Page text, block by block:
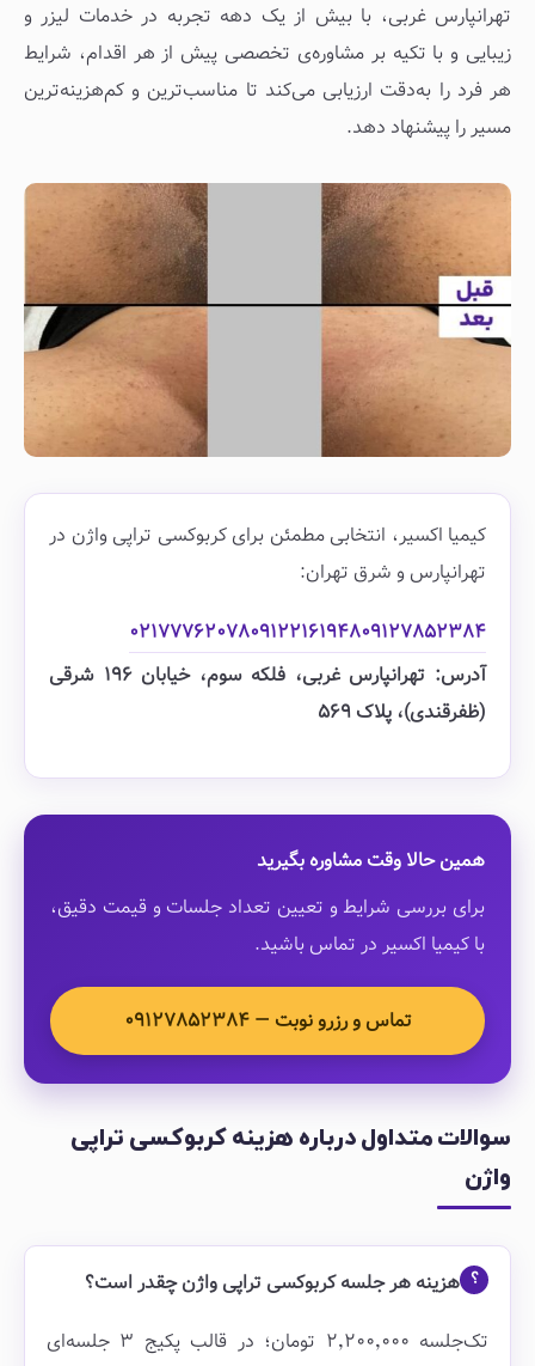
تهرانپارس غربی، با بیش از یک دهه تجربه در خدمات لیزر و
زیبایی و با تکیه بر مشاوره‌ی تخصصی پیش از هر اقدام، شرایط
هر فرد را به‌دقت ارزیابی می‌کند تا مناسب‌ترین و کم‌هزینه‌ترین
مسیر را پیشنهاد دهد.
کیمیا اکسیر، انتخابی مطمئن برای کربوکسی تراپی واژن در
تهرانپارس و شرق تهران:
۰۹۱۲۷۸۵۲۳۸۴۰۹۱۲۲۱۶۱۹۴۸۰۲۱۷۷۷۶۲۰۷۸
آدرس: تهرانپارس غربی، فلکه سوم، خیابان ۱۹۶ شرقی
(ظفرقندی)، پلاک ۵۶۹
همین حالا وقت مشاوره بگیرید
برای بررسی شرایط و تعیین تعداد جلسات و قیمت دقیق،
با کیمیا اکسیر در تماس باشید.
تماس و رزرو نوبت — ۰۹۱۲۷۸۵۲۳۸۴
سوالات متداول درباره هزینه کربوکسی تراپی
واژن
هزینه هر جلسه کربوکسی تراپی واژن چقدر است؟
تک‌جلسه ۲٬۲۰۰٬۰۰۰ تومان؛ در قالب پکیج ۳ جلسه‌ای